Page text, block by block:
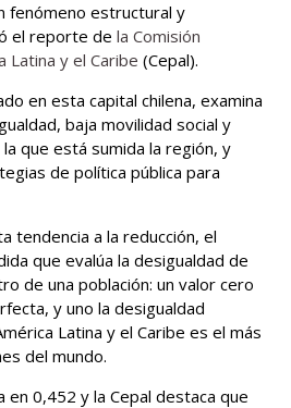
fenómeno estructural y
el reporte de la Comisión
Latina y el Caribe (Cepal).
en esta capital chilena, examina
baja movilidad social y
que está sumida la región, y
de política pública para
tendencia a la reducción, el
que evalúa la desigualdad de
de una población: un valor cero
y uno la desigualdad
Latina y el Caribe es el más
del mundo.
en 0,452 y la Cepal destaca que